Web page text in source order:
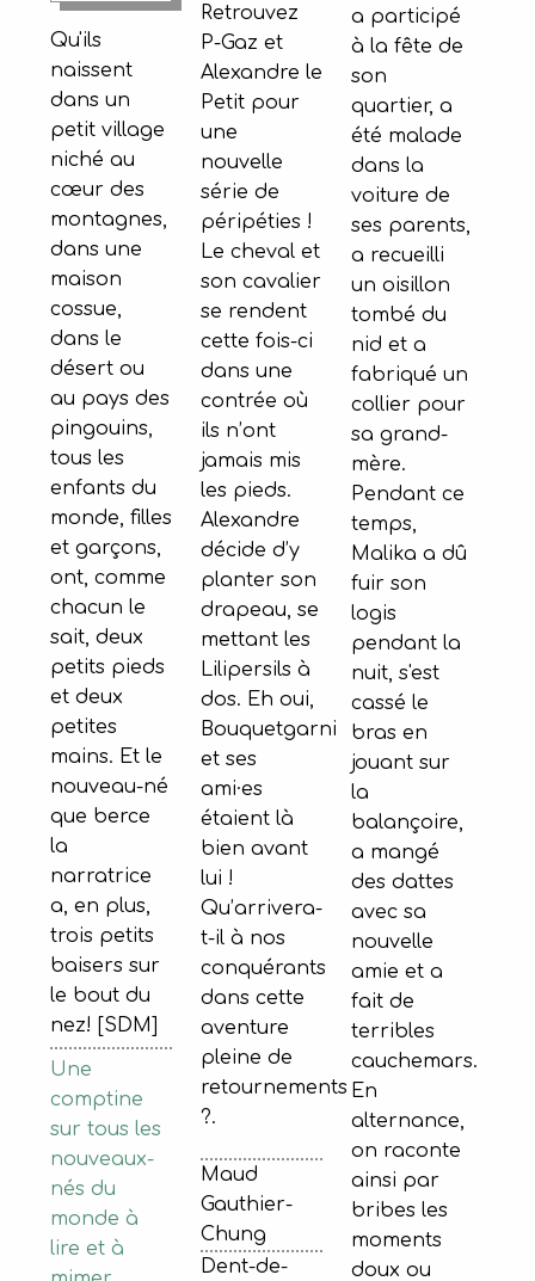
Qu'ils
naissent
dans un
petit village
niché au
cœur des
montagnes,
dans une
maison
cossue,
dans le
désert ou
au pays des
pingouins,
tous les
enfants du
monde, filles
et garçons,
ont, comme
chacun le
sait, deux
petits pieds
et deux
petites
mains. Et le
nouveau-né
que berce
la
narratrice
a, en plus,
trois petits
baisers sur
le bout du
nez! [SDM]
Une
comptine
sur tous les
nouveaux-
nés du
monde à
lire et à
Retrouvez
P-Gaz et
Alexandre le
Petit pour
une
nouvelle
série de
péripéties !
Le cheval et
son cavalier
se rendent
cette fois-ci
dans une
contrée où
ils n’ont
jamais mis
les pieds.
Alexandre
décide d’y
planter son
drapeau, se
mettant les
Lilipersils à
dos. Eh oui,
Bouquetgarni
et ses
ami·es
étaient là
bien avant
lui !
Qu’arrivera-
t-il à nos
conquérants
dans cette
aventure
pleine de
retournements
?.
Maud
Gauthier-
Chung
Dent-de-
a participé
à la fête de
son
quartier, a
été malade
dans la
voiture de
ses parents,
a recueilli
un oisillon
tombé du
nid et a
fabriqué un
collier pour
sa grand-
mère.
Pendant ce
temps,
Malika a dû
fuir son
logis
pendant la
nuit, s'est
cassé le
bras en
jouant sur
la
balançoire,
a mangé
des dattes
avec sa
nouvelle
amie et a
fait de
terribles
cauchemars.
En
alternance,
on raconte
ainsi par
bribes les
moments
doux ou